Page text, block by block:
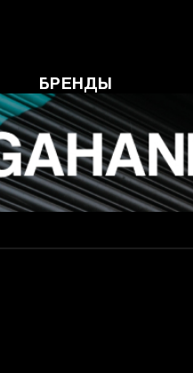
БРЕНДЫ